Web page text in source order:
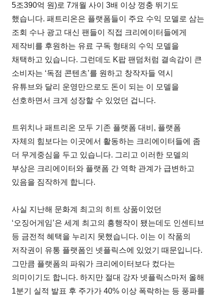
5조390억 원)로 7개월 사이 3배 이상 껑충 뛰기도
했습니다. 패트리온은 플랫폼들이 주요 수익 모델로 삼는
조회 수나 광고 대신 팬들이 직접 크리에이터들에게
제작비를 후원하는 유료 구독 형태의 수익 모델을
채택하고 있습니다. 그런데도 K팝 팬덤처럼 결속감이 큰
소비자는 ‘독점 콘텐츠’를 원하고 창작자들 역시
유튜브와 달리 운영만으로도 돈이 되는 이 모델을
선호하면서 크게 성장할 수 있었던 겁니다.
트위치나 패트리온 모두 기존 플랫폼 대비, 플랫폼
자체의 힘보다는 이곳에서 활동하는 크리에이터들에 좀
더 무게중심을 두고 있습니다. 그리고 이러한 모델의
부상은 크리에이터와 플랫폼 간 역학 관계가 급변하고
있음을 짐작하게 합니다.
사실 지난해 문화계 최고의 히트 상품이었던
‘오징어게임’은 세계 최고의 흥행작이 됐는데도 인센티브
등 금전적 혜택을 누리지 못했습니다. 이는 이 작품의
저작권이 유통 플랫폼인 넷플릭스에 있었기 때문입니다.
그만큼 플랫폼의 파워가 크리에이터보다 컸다는
의미이기도 합니다. 하지만 절대 강자 넷플릭스마저 올해
1분기 실적 발표 후 주가가 40% 이상 폭락하는 등 풍파를